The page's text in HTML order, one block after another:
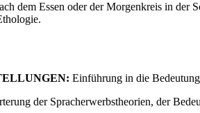
dem Essen oder der Morgenkreis in
Einführung in die
der Spracherwerbstheorien, der